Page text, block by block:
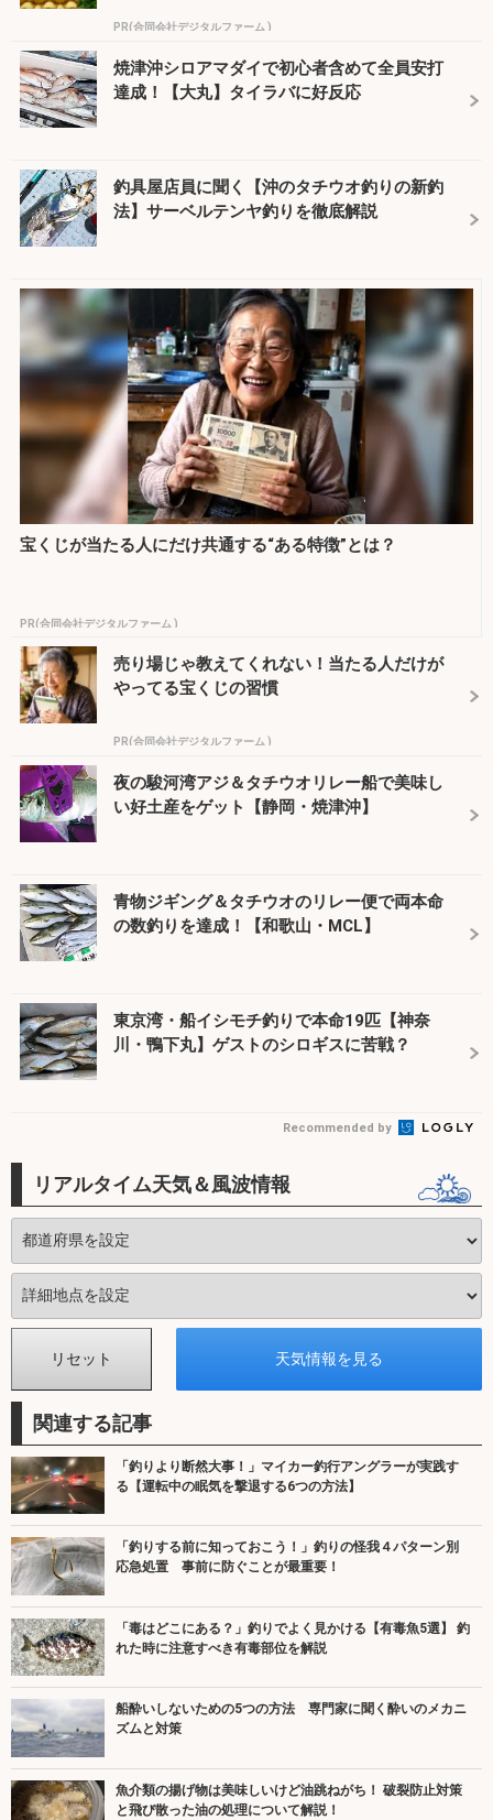
PR(合同会社デジタルファーム )
焼津沖シロアマダイで初心者含めて全員安打
達成！【大丸】タイラバに好反応
釣具屋店員に聞く【沖のタチウオ釣りの新釣
法】サーベルテンヤ釣りを徹底解説
宝くじが当たる人にだけ共通する“ある特徴”とは？
PR(合同会社デジタルファーム )
売り場じゃ教えてくれない！当たる人だけが
やってる宝くじの習慣
PR(合同会社デジタルファーム )
夜の駿河湾アジ＆タチウオリレー船で美味し
い好土産をゲット【静岡・焼津沖】
青物ジギング＆タチウオのリレー便で両本命
の数釣りを達成！【和歌山・MCL】
東京湾・船イシモチ釣りで本命19匹【神奈
川・鴨下丸】ゲストのシロギスに苦戦？
Recommended by
リアルタイム天気＆風波情報
関連する記事
「釣りより断然大事！」マイカー釣行アングラーが実践す
る【運転中の眠気を撃退する6つの方法】
「釣りする前に知っておこう！」釣りの怪我４パターン別
応急処置 事前に防ぐことが最重要！
「毒はどこにある？」釣りでよく見かける【有毒魚5選】 釣
れた時に注意すべき有毒部位を解説
船酔いしないための5つの方法 専門家に聞く酔いのメカニ
ズムと対策
魚介類の揚げ物は美味しいけど油跳ねがち！ 破裂防止対策
と飛び散った油の処理について解説！